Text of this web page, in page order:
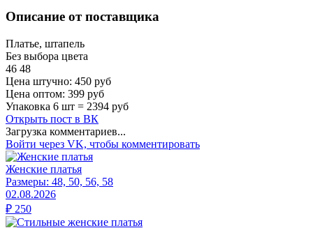
Описание от поставщика
Платье, штапель
Без выбора цвета
46 48
Цена штучно: 450 руб
Цена оптом: 399 руб
Упаковка 6 шт = 2394 руб
Открыть пост в ВК
Загрузка комментариев...
Войти через VK, чтобы комментировать
Женские платья
Размеры: 48, 50, 56, 58
02.08.2026
₽ 250